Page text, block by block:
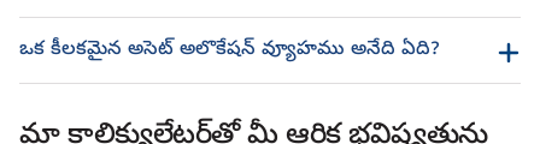
ఒక కీలకమైన అసెట్ అలొకేషన్ వ్యూహము అనేది ఏది?